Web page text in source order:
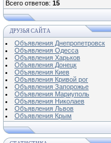
Всего ответов: 15
ДРУЗЬЯ САЙТА
Объявления Днепропетровск
Объявления Одесса
Объявления Харьков
Объявления Донецк
Объявления Киев
Объявления Кривой рог
Объявления Запорожье
Объявления Мариуполь
Объявления Николаев
Объявления Львов
Объявления Крым